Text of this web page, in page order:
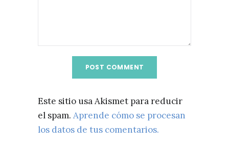
Este sitio usa Akismet para reducir
el spam. Aprende cómo se procesan
los datos de tus comentarios.